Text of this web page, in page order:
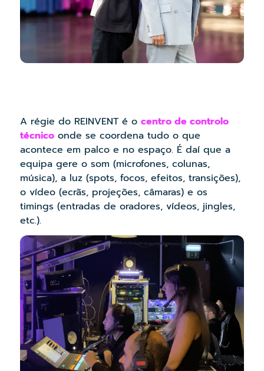
A régie do REINVENT é o centro de controlo
técnicoonde se coordena tudo o que
acontece em palco e no espaço. É daí que a
equipa gere o som (microfones, colunas,
música), a luz (spots, focos, efeitos, transições),
o vídeo (ecrãs, projeções, câmaras) e os
timings (entradas de oradores, vídeos, jingles,
etc.).